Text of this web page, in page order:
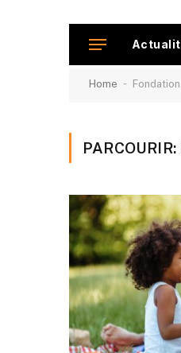
Home -
PARCOURIR: